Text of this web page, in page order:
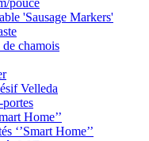
pouce
'Sausage Markers'
chamois
Velleda
Home’’
‘’Smart Home’’